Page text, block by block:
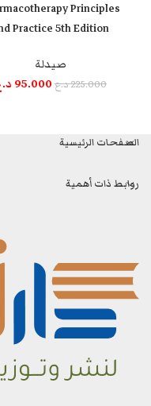
Principles
Practice 5th Edition
صيدلة
225.000د.ع 95.000
الصفحات الرئيسية
روابط ذات أهمية